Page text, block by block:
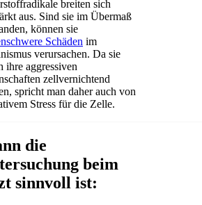
breiten sich
aus. Sind sie im Übermaß
können sie
Schäden im
verursachen. Da sie
ihre aggressiven
zellvernichtend
spricht man daher auch von
Stress für die Zelle.
die
beim
sinnvoll ist: